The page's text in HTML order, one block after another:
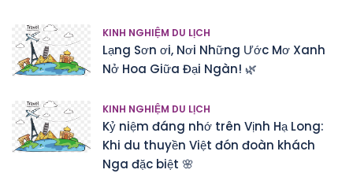
KINH NGHIỆM DU LỊCH
Lạng Sơn ơi, Nơi Những Ước Mơ Xanh
Nở Hoa Giữa Đại Ngàn! 🌿
KINH NGHIỆM DU LỊCH
Kỷ niệm đáng nhớ trên Vịnh Hạ Long:
Khi du thuyền Việt đón đoàn khách
Nga đặc biệt 🌸